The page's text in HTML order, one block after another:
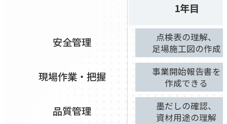
1年目
安全管理
点検表の理解、
足場施工図の作成
現場作業・把握
事業開始報告書を
作成できる
品質管理
墨だしの確認、
資材用途の理解